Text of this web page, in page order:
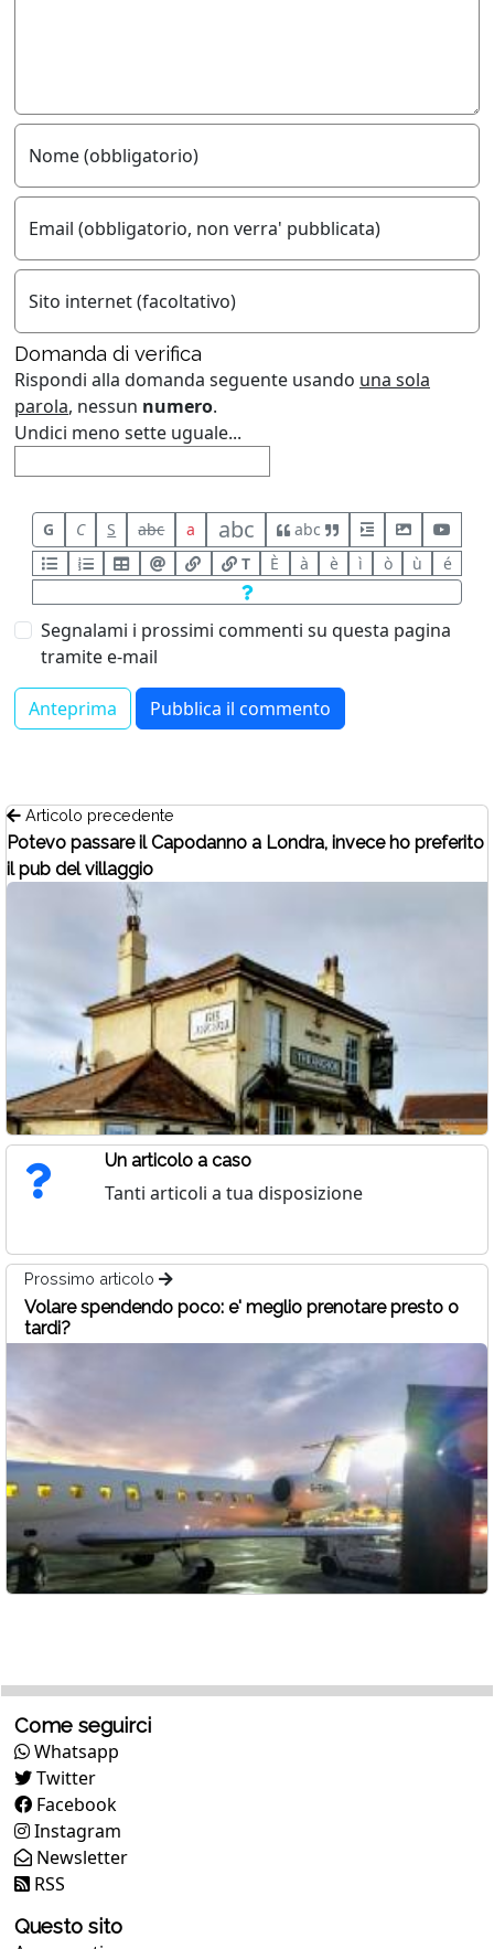
Nome (obbligatorio)
Email (obbligatorio, non verra' pubblicata)
Sito internet (facoltativo)
Domanda di verifica
Rispondi alla domanda seguente usando una sola
parola, nessun numero.
Undici meno sette uguale...
G C S abc a abc
abc
T
È à è ì ò ù é
Segnalami i prossimi commenti su questa pagina
tramite e-mail
Articolo precedente
Potevo passare il Capodanno a Londra, invece ho preferito
il pub del villaggio
Un articolo a caso
Tanti articoli a tua disposizione
Prossimo articolo
Volare spendendo poco: e' meglio prenotare presto o
tardi?
Come seguirci
Whatsapp
Twitter
Facebook
Instagram
Newsletter
RSS
Questo sito